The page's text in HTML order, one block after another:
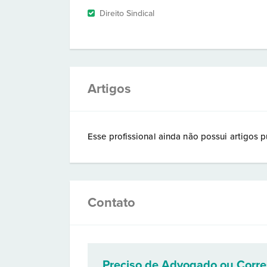
Direito Sindical
Artigos
Esse profissional ainda não possui artigos
Contato